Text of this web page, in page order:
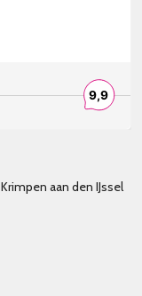
aan den IJssel